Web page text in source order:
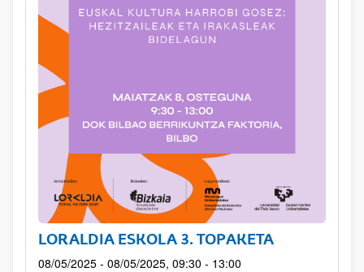
LORALDIA ESKOLA 3. TOPAKETA
08/05/2025 - 08/05/2025, 09:30 - 13:00